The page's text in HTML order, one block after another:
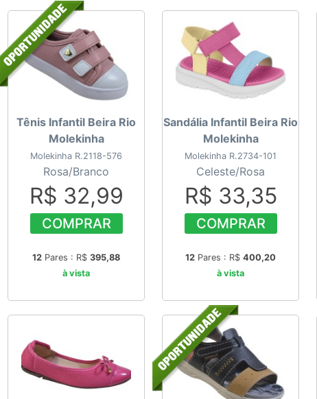
Tênis Infantil Beira Rio
Molekinha
Molekinha R.2118-576
Rosa/Branco
R$ 32,99
COMPRAR
12 Pares : R$ 395,88
à vista
Sandália Infantil Beira Rio
Molekinha
Molekinha R.2734-101
Celeste/Rosa
R$ 33,35
COMPRAR
12 Pares : R$ 400,20
à vista